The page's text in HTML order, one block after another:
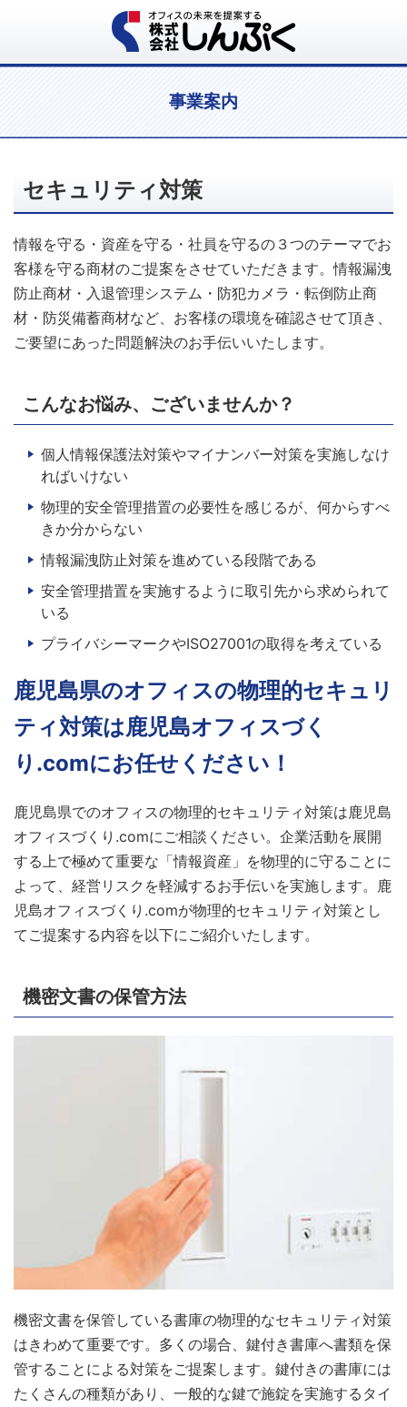
事業案内
セキュリティ対策
情報を守る・資産を守る・社員を守るの３つのテーマでお
客様を守る商材のご提案をさせていただきます。情報漏洩
防止商材・入退管理システム・防犯カメラ・転倒防止商
材・防災備蓄商材など、お客様の環境を確認させて頂き、
ご要望にあった問題解決のお手伝いいたします。
こんなお悩み、ございませんか？
個人情報保護法対策やマイナンバー対策を実施しなけ
ればいけない
物理的安全管理措置の必要性を感じるが、何からすべ
きか分からない
情報漏洩防止対策を進めている段階である
安全管理措置を実施するように取引先から求められて
いる
プライバシーマークやISO27001の取得を考えている
鹿児島県のオフィスの物理的セキュリ
ティ対策は鹿児島オフィスづく
り.comにお任せください！
鹿児島県でのオフィスの物理的セキュリティ対策は鹿児島
オフィスづくり.comにご相談ください。企業活動を展開
する上で極めて重要な「情報資産」を物理的に守ることに
よって、経営リスクを軽減するお手伝いを実施します。鹿
児島オフィスづくり.comが物理的セキュリティ対策とし
てご提案する内容を以下にご紹介いたします。
機密文書の保管方法
機密文書を保管している書庫の物理的なセキュリティ対策
はきわめて重要です。多くの場合、鍵付き書庫へ書類を保
管することによる対策をご提案します。鍵付きの書庫には
たくさんの種類があり、一般的な鍵で施錠を実施するタイ